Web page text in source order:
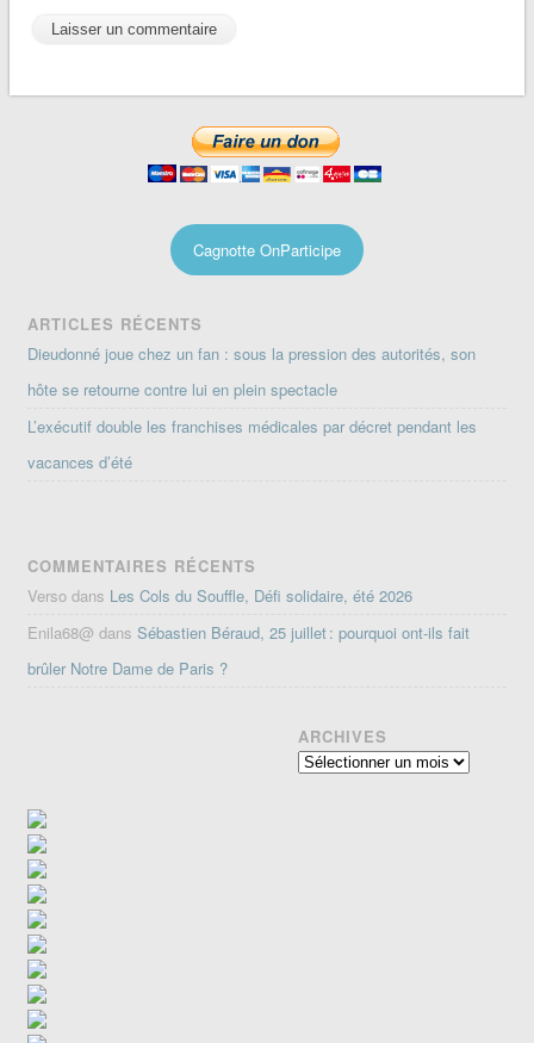
Cagnotte OnParticipe
ARTICLES RÉCENTS
Dieudonné joue chez un fan : sous la pression des autorités, son
hôte se retourne contre lui en plein spectacle
L’exécutif double les franchises médicales par décret pendant les
vacances d’été
COMMENTAIRES RÉCENTS
Verso dans Les Cols du Souffle, Défi solidaire, été 2026
Enila68@ dansSébastien Béraud, 25 juillet : pourquoi ont-ils fait
brûler Notre Dame de Paris ?
ARCHIVES
Archives